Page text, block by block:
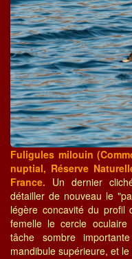
Fuligules milouin
nuptial, Réserve
France. Un dernier
détailler de nouveau le
légère concavité du
femelle le cercle
tâche sombre
mandibule supérieure, et